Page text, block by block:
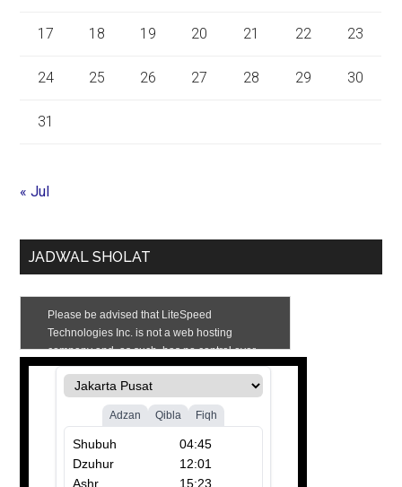
17 18 19 20 21 22 23
24 25 26 27 28 29 30
31
« Jul
JADWAL SHOLAT